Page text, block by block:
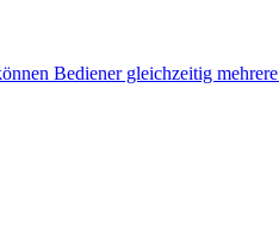
Bediener gleichzeitig